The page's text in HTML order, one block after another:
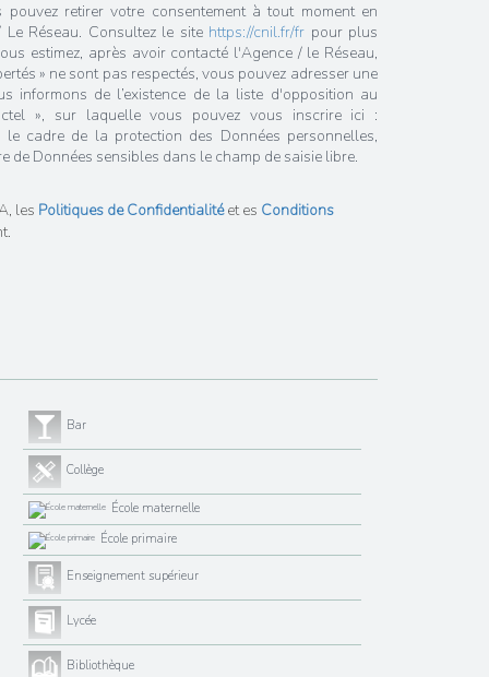
retirer votre consentement à tout moment en
Réseau. Consultez le site https://cnil.fr/fr pour plus
estimez, après avoir contacté l'Agence / le Réseau,
» ne sont pas respectés, vous pouvez adresser une
informons de l’existence de la liste d'opposition au
», sur laquelle vous pouvez vous inscrire ici :
le cadre de la protection des Données personnelles,
de Données sensibles dans le champ de saisie libre.
les Politiques de Confidentialitéet es Conditions
Bar
Collège
École maternelle
École primaire
Enseignement supérieur
Lycée
Bibliothèque